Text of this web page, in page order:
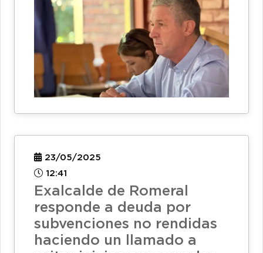
23/05/2025
12:41
Exalcalde de Romeral
responde a deuda por
subvenciones no rendidas
haciendo un llamado a